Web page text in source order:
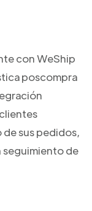
con WeShip
poscompra
sus pedidos,
seguimiento de